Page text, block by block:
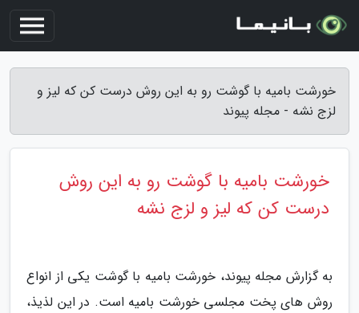
خورشت بامیه با گوشت رو به این روش درست کن که لیز و
لزج نشه - مجله پیوند
خورشت بامیه با گوشت رو به این روش
درست کن که لیز و لزج نشه
به گزارش مجله پیوند، خورشت بامیه با گوشت یکی از انواع
روش های پخت مجلسی خورشت بامیه است. در این لذیذ،